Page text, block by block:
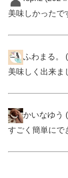
美味しかったで
ふわまる。
美味しく出来ま
かいなゆう
すごく簡単にで